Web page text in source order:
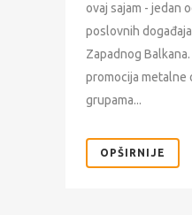
ovaj sajam - jedan
poslovnih
Zapadnog
promocija metalne
grupama...
OPŠIRNIJE